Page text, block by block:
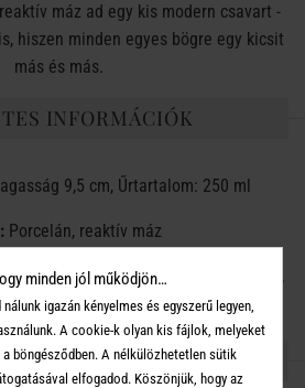
máz ad egy kis modern csavart -
hiszen minden egyes bögre egy kicsit
más és más.
INFORMÁCIÓK
9,5 cm, Űrtartalom: 250 ml
Porcelán, reaktív máz
Mikrohullámú sütőben használható.
MÁSOKKAL!
minden jól működjön…
igazán kényelmes és egyszerű legyen,
A cookie-k olyan kis fájlok, melyeket
böngésződben. A nélkülözhetetlen sütik
elfogadod. Köszönjük, hogy az